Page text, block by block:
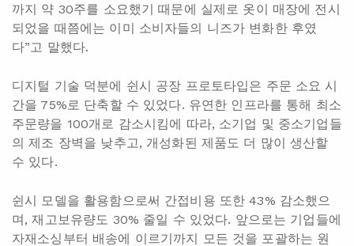
까지 약 30주를 소요했기 때문에 실제로 옷이 매장에 전시
되었을 때쯤에는 이미 소비자들의 니즈가 변화한 후였
다”고 말했다.
디지털 기술 덕분에 쉰시 공장 프로토타입은 주문 소요 시
간을 75%로 단축할 수 있었다. 유연한 인프라를 통해 최소
주문량을 100개로 감소시킴에 따라, 소기업 및 중소기업들
의 제조 장벽을 낮추고, 개성화된 제품도 더 많이 생산할
수 있다.
쉰시 모델을 활용함으로써 간접비용 또한 43% 감소했으
며, 재고보유량도 30% 줄일 수 있었다. 앞으로는 기업들에
자재소싱부터 배송에 이르기까지 모든 것을 포괄하는 원